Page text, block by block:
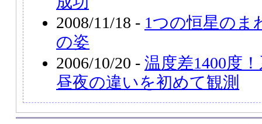
2008/11/18 - 1つの恒星のま
の姿
2006/10/20 - 温度差1400度
昼夜の違いを初めて観測